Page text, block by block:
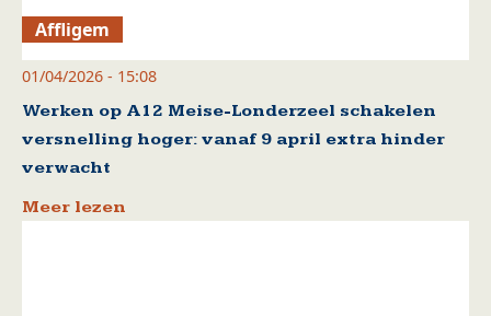
Affligem
01/04/2026 - 15:08
Werken op A12 Meise-Londerzeel schakelen
versnelling hoger: vanaf 9 april extra hinder
verwacht
Meer lezen